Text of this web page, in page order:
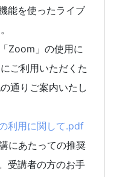
能を使ったライブ
Zoom」の使用に
ご利用いただくた
通りご案内いたし
利用に関して.pdf
にあたっての推奨
受講者の方のお手